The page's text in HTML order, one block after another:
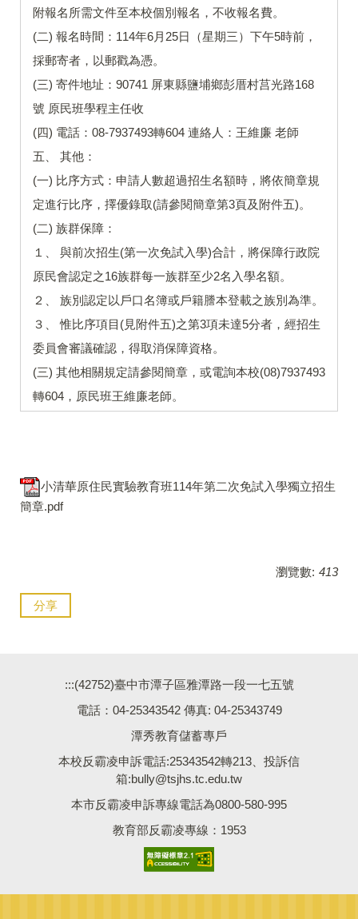
附報名所需文件至本校個別報名，不收報名費。
(二) 報名時間：114年6月25日（星期三）下午5時前，
採郵寄者，以郵戳為憑。
(三) 寄件地址：90741 屏東縣鹽埔鄉彭厝村莒光路168
號 原民班學程主任收
(四) 電話：08-7937493轉604 連絡人：王維廉 老師
五、 其他：
(一) 比序方式：申請人數超過招生名額時，將依簡章規
定進行比序，擇優錄取(請參閱簡章第3頁及附件五)。
(二) 族群保障：
１、 與前次招生(第一次免試入學)合計，將保障行政院
原民會認定之16族群每一族群至少2名入學名額。
２、 族別認定以戶口名簿或戶籍謄本登載之族別為準。
３、 惟比序項目(見附件五)之第3項未達5分者，經招生
委員會審議確認，得取消保障資格。
(三) 其他相關規定請參閱簡章，或電詢本校(08)7937493
轉604，原民班王維廉老師。
小清華原住民實驗教育班114年第二次免試入學獨立招生
簡章.pdf
瀏覽數: 413
分享
:::(42752)臺中市潭子區雅潭路一段一七五號
電話：04-25343542 傳真: 04-25343749
潭秀教育儲蓄專戶
本校反霸凌申訴電話:25343542轉213、投訴信
箱:bully@tsjhs.tc.edu.tw
本市反霸凌申訴專線電話為0800-580-995
教育部反霸凌專線：1953